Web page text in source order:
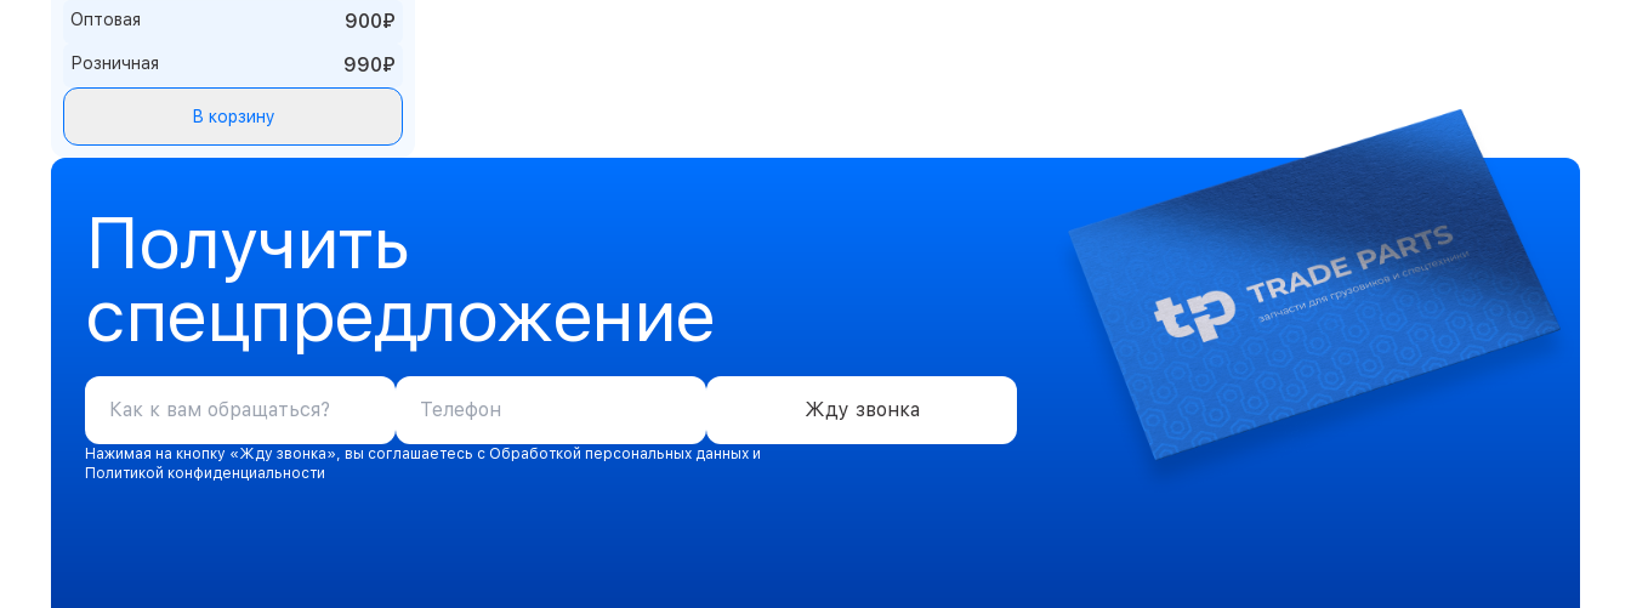
Оптовая
900₽
Розничная 990₽
В корзину
Получить
спецпредложение
Жду звонка
Нажимая на кнопку «Жду звонка», вы соглашаетесь с Обработкой персональных данных и
Политикой конфиденциальности